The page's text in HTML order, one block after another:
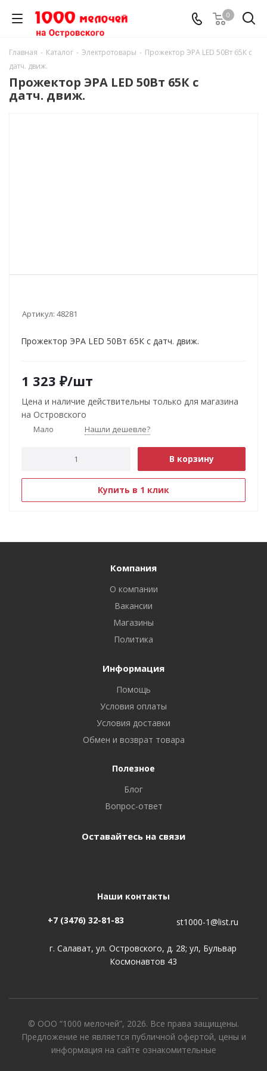
0
Главная - Каталог - Электротовары - Прожектор ЭРА LED 50Вт 65К с
датч. движ.
Прожектор ЭРА LED 50Вт 65К с
датч. движ.
Артикул: 48281
Прожектор ЭРА LED 50Вт 65К с датч. движ.
1 323 ₽/шт
Цена и наличие действительны только для магазина
на Островского
Мало Нашли дешевле?
В корзину
Купить в 1 клик
Компания
О компании
Вакансии
Магазины
Политика
Информация
Помощь
Условия оплаты
Условия доставки
Обмен и возврат товара
Полезное
Блог
Вопрос-ответ
Оставайтесь на связи
Наши контакты
+7 (3476) 32-81-83 st1000-1@list.ru
г. Салават, ул. Островского, д. 28; ул, Бульвар
Космонавтов 43
© ООО “1000 мелочей”, 2026. Все права защищены.
Предложение не является публичной офертой, цены и
информация на сайте ознакомительные